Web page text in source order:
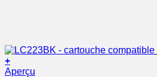
+
Aperçu